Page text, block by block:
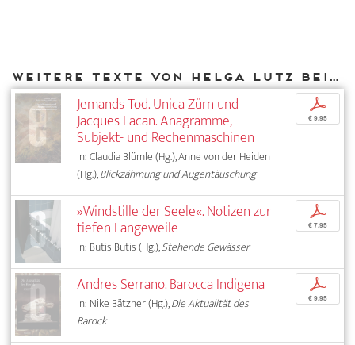
Weitere Texte von Helga Lutz bei DIAPHANES
Jemands Tod. Unica Zürn und
Jacques Lacan. Anagramme,
Subjekt- und Rechenmaschinen
In: Claudia Blümle (Hg.), Anne von der Heiden
(Hg.),Blickzähmung und Augentäuschung
p
€ 9,95
»Windstille der Seele«. Notizen zur
tiefen Langeweile
In: Butis Butis (Hg.),Stehende Gewässer
p
€ 7,95
Andres Serrano. Barocca Indigena
In: Nike Bätzner (Hg.),Die Aktualität des
Barock
p
€ 9,95